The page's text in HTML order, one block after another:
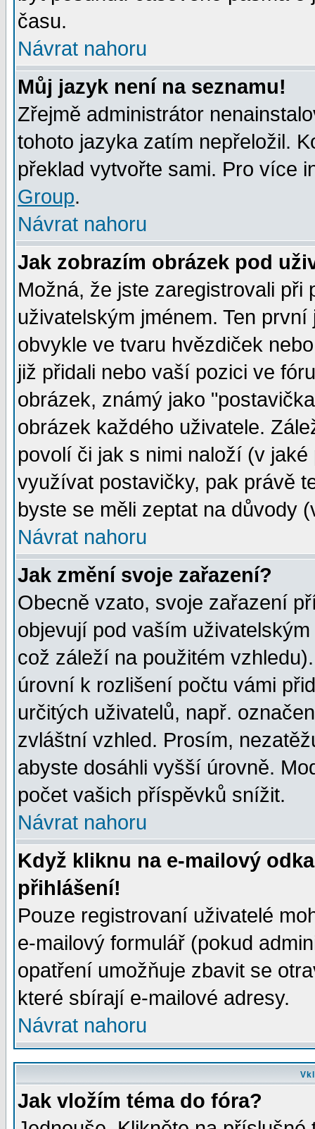
času.
Návrat nahoru
Můj jazyk není na seznamu!
Zřejmě administrátor
tohoto jazyka zatím nepřeložil.
překlad vytvořte sami. Pro více
Group.
Návrat nahoru
Jak zobrazím obrázek pod
Možná, že jste zaregistrovali
uživatelským jménem. Ten
obvykle ve tvaru hvězdiček
již přidali nebo vaší pozici ve
obrázek, známý jako
obrázek každého uživatele.
povolí či jak s nimi naloží (v
využívat postavičky, pak právě
byste se měli zeptat na důvody
Návrat nahoru
Jak změní svoje zařazení?
Obecně vzato, svoje zařazení
objevují pod vaším
což záleží na použitém
úrovní k rozlišení počtu vámi
určitých uživatelů, např.
zvláštní vzhled. Prosím,
abyste dosáhli vyšší úrovně.
počet vašich příspěvků snížit.
Návrat nahoru
Když kliknu na e-mailový
přihlášení!
Pouze registrovaní uživatelé
e-mailový formulář (pokud
opatření umožňuje zbavit se
které sbírají e-mailové adresy.
Návrat nahoru
Jak vložím téma do fóra?